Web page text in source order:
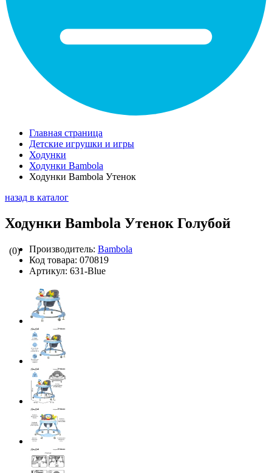
Главная страница
Детские игрушки и игры
Ходунки
Ходунки Bambola
Ходунки Bambola Утенок
назад в каталог
Ходунки Bambola Утенок Голубой
(0) Производитель: Bambola
Код товара: 070819
Артикул: 631-Blue